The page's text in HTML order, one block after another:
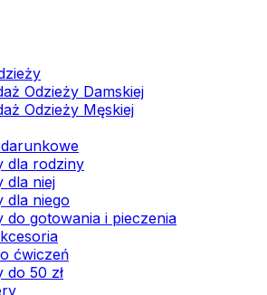
Odzieży Damskiej
Odzieży Męskiej
dla rodziny
dla niej
dla niego
do gotowania i pieczenia
ćwiczeń
do 50 zł